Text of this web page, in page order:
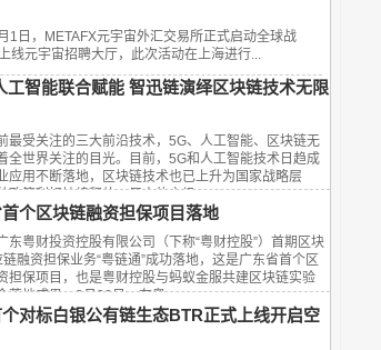
1日，METAFX元宇宙外汇交易所正式启动全球战
线元宇宙招聘大厅，此次活动在上海进行...
工智能联合赋能 智迅链演绎区块链技术无限
最受关注的三大前沿技术，5G、人工智能、区块链无
全世界关注的目光。目前，5G和人工智能技术日趋成
应用不断落地，区块链技术也已上升为国家战略层
政策利好持续释放，巨大的市场...
个区块链融资担保项目落地
东粤财投资控股有限公司（下称“粤财控股”）首期区块
融资担保业务“粤链通”成功落地，这是广东省首个区
担保项目，也是粤财控股与蚂蚁金服共建区块链实验
落地成果。3月20日，在粤...
对标白银公有链生态BTR正式上线开启空